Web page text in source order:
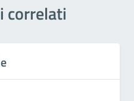
correlati